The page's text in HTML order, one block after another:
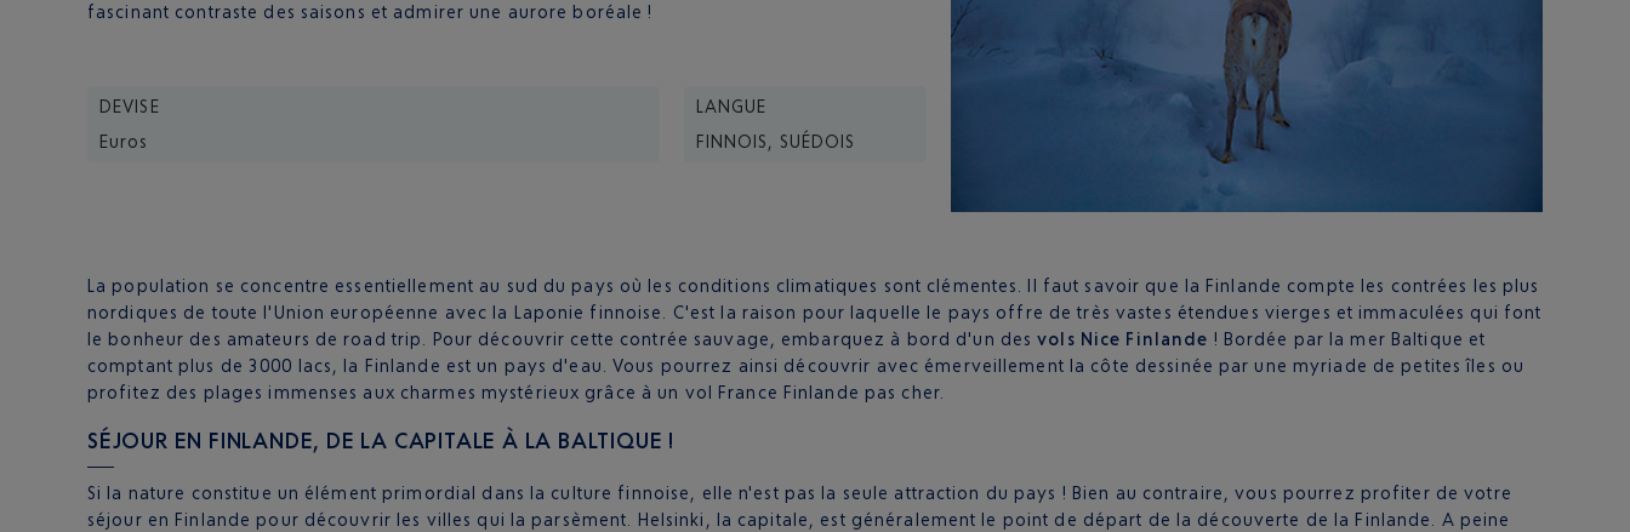
fascinant contraste des saisons et admirer une aurore boréale !
DEVISE
Euros
LANGUE
FINNOIS, SUÉDOIS
La population se concentre essentiellement au sud du pays où les conditions climatiques sont clémentes. Il faut savoir que la Finlande compte les contrées les plus
nordiques de toute l'Union européenne avec la Laponie finnoise. C'est la raison pour laquelle le pays offre de très vastes étendues vierges et immaculées qui font
le bonheur des amateurs de road trip. Pour découvrir cette contrée sauvage, embarquez à bord d'un desvols Nice Finlande ! Bordée par la mer Baltique et
comptant plus de 3000 lacs, la Finlande est un pays d'eau. Vous pourrez ainsi découvrir avec émerveillement la côte dessinée par une myriade de petites îles ou
profitez des plages immenses aux charmes mystérieux grâce à un vol France Finlande pas cher.
SÉJOUR EN FINLANDE, DE LA CAPITALE À LA BALTIQUE !
Si la nature constitue un élément primordial dans la culture finnoise, elle n'est pas la seule attraction du pays ! Bien au contraire, vous pourrez profiter de votre
séjour en Finlande pour découvrir les villes qui la parsèment. Helsinki, la capitale, est généralement le point de départ de la découverte de la Finlande. A peine